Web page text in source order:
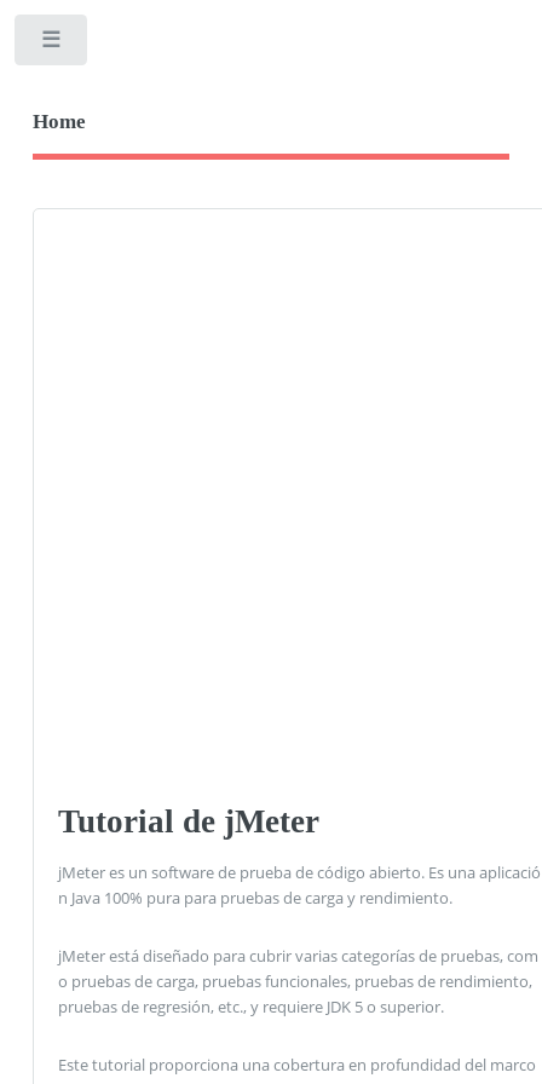
Home
Tutorial de jMeter
jMeter es un software de prueba de código abierto. Es una aplicació
n Java 100% pura para pruebas de carga y rendimiento.
jMeter está diseñado para cubrir varias categorías de pruebas, com
o pruebas de carga, pruebas funcionales, pruebas de rendimiento,
pruebas de regresión, etc., y requiere JDK 5 o superior.
Este tutorial proporciona una cobertura en profundidad del marco